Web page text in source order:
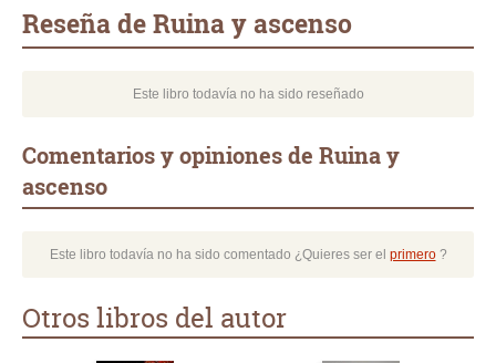
Reseña de Ruina y ascenso
Este libro todavía no ha sido reseñado
Comentarios y opiniones de Ruina y
ascenso
Este libro todavía no ha sido comentado ¿Quieres ser el primero?
Otros libros del autor